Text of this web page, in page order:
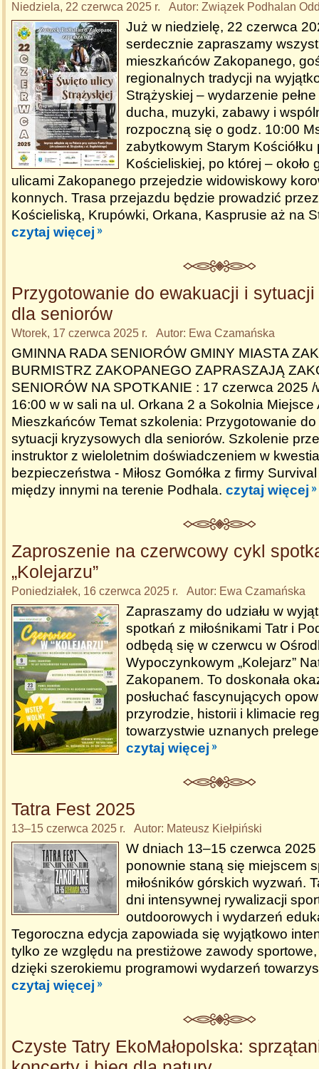
Niedziela, 22 czerwca 2025 r. Autor: Związek Podhalan
Już w niedzielę, 22 czerwca
serdecznie zapraszamy
mieszkańców Zakopanego,
regionalnych tradycji na
Strążyskiej – wydarzenie
ducha, muzyki, zabawy i
rozpoczną się o godz. 10:00
zabytkowym Starym Kościółku
Kościeliskiej, po której – około
ulicami Zakopanego przejedzie widowiskowy
konnych. Trasa przejazdu będzie prowadzić
Kościeliską, Krupówki, Orkana, Kasprusie aż na
czytaj więcej
Przygotowanie do ewakuacji i
dla seniorów
Wtorek, 17 czerwca 2025 r. Autor: Ewa Czamańska
GMINNA RADA SENIORÓW GMINY MIASTA
BURMISTRZ ZAKOPANEGO ZAPRASZAJĄ
SENIORÓW NA SPOTKANIE : 17 czerwca 2025
16:00 w w sali na ul. Orkana 2 a Sokolnia Miejsce
Mieszkańców Temat szkolenia: Przygotowanie
sytuacji kryzysowych dla seniorów. Szkolenie
instruktor z wieloletnim doświadczeniem w
bezpieczeństwa - Miłosz Gomółka z firmy
między innymi na terenie Podhala. czytaj więcej
Zaproszenie na czerwcowy cykl
„Kolejarzu”
Poniedziałek, 16 czerwca 2025 r. Autor: Ewa Czamańska
Zapraszamy do udziału w
spotkań z miłośnikami Tatr i
odbędą się w czerwcu w
Wypoczynkowym „Kolejarz”
Zakopanem. To doskonała
posłuchać fascynujących
przyrodzie, historii i klimacie
towarzystwie uznanych
czytaj więcej
Tatra Fest 2025
13–15 czerwca 2025 r. Autor: Mateusz Kiełpiński
W dniach 13–15 czerwca
ponownie staną się miejscem
miłośników górskich wyzwań.
dni intensywnej rywalizacji
outdoorowych i wydarzeń
Tegoroczna edycja zapowiada się wyjątkowo
tylko ze względu na prestiżowe zawody
dzięki szerokiemu programowi wydarzeń
czytaj więcej
Czyste Tatry EkoMałopolska: